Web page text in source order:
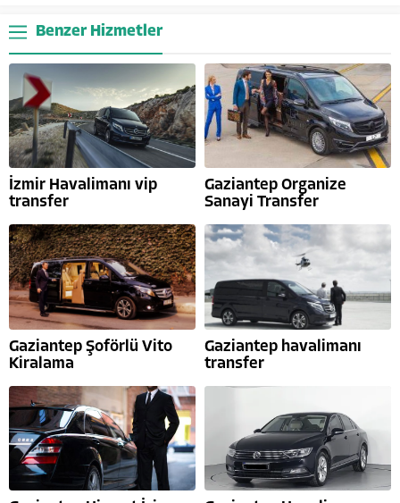
Benzer Hizmetler
İzmir Havalimanı vip
transfer
Gaziantep Organize
Sanayi Transfer
Gaziantep Şoförlü Vito
Kiralama
Gaziantep havalimanı
transfer